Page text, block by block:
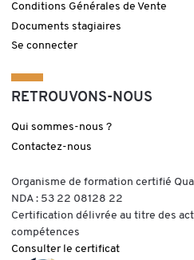
Conditions Générales de Vente
Documents stagiaires
Se connecter
RETROUVONS-NOUS
Qui sommes-nous ?
Contactez-nous
Organisme de formation certifié
NDA : 53 22 08128 22
Certification délivrée au titre des
compétences
Consulter le certificat